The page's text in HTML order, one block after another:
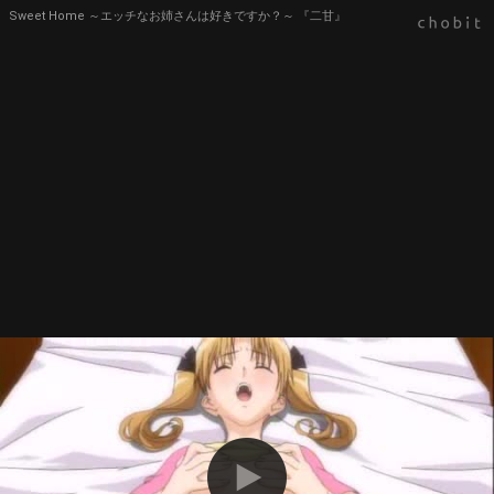
Sweet Home ～エッチなお姉さんは好きですか？～ 『二甘』